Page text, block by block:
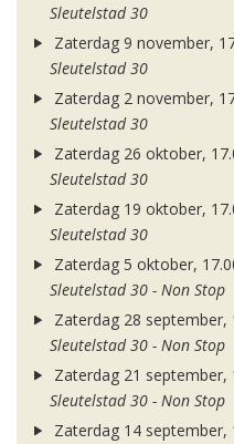
Sleutelstad 30
Zaterdag 9 november,
Sleutelstad 30
Zaterdag 2 november,
Sleutelstad 30
Zaterdag 26 oktober,
Sleutelstad 30
Zaterdag 19 oktober,
Sleutelstad 30
Zaterdag 5 oktober,
Sleutelstad 30 - Non Stop
Zaterdag 28 september,
Sleutelstad 30 - Non Stop
Zaterdag 21 september,
Sleutelstad 30 - Non Stop
Zaterdag 14 september,